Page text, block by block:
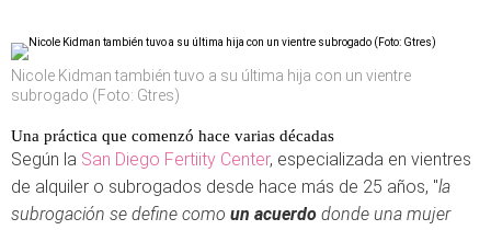
Nicole Kidman también tuvo a su última hija con un vientre
subrogado (Foto: Gtres)
Una práctica que comenzó hace varias décadas
Según la San Diego Fertiity Center, especializada en vientres
de alquiler o subrogados desde hace más de 25 años, "la
subrogación se define como un acuerdo donde una mujer